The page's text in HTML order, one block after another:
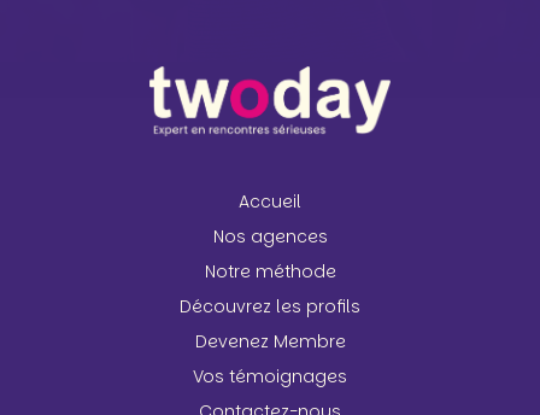
Accueil
Nos agences
Notre méthode
Découvrez les profils
Devenez Membre
Vos témoignages